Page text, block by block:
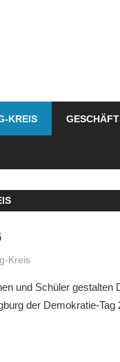
KREIS
Kreis
und Schüler
der Demokratie-Tag